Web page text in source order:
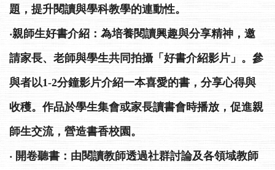
題，提升閱讀與學科教學的連動性。
‧親師生好書介紹：為培養閱讀興趣與分享精神，邀
請家長、老師與學生共同拍攝「好書介紹影片」。參
與者以1-2分鐘影片介紹一本喜愛的書，分享心得與
收穫。作品於學生集會或家長讀書會時播放，促進親
師生交流，營造書香校園。
‧ 開卷聽書：由閱讀教師透過社群討論及各領域教師